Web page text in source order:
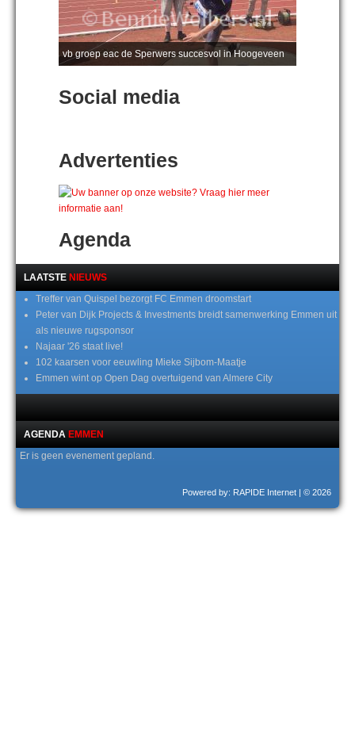
vb groep eac de Sperwers succesvol in Hoogeveen
Social media
Advertenties
Agenda
LAATSTE NIEUWS
Treffer van Quispel bezorgt FC Emmen droomstart
Peter van Dijk Projects & Investments breidt samenwerking Emmen uit
als nieuwe rugsponsor
Najaar '26 staat live!
102 kaarsen voor eeuwling Mieke Sijbom-Maatje
Emmen wint op Open Dag overtuigend van Almere City
AGENDA EMMEN
Er is geen evenement gepland.
Powered by: RAPIDE Internet | © 2026